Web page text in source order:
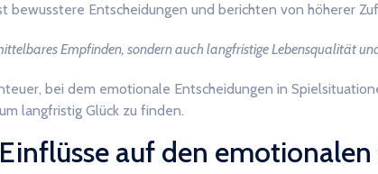
Entscheidungen und berichten von höherer
Empfinden, sondern auch langfristige Lebensqualität
bei dem emotionale Entscheidungen in
langfristig Glück zu finden.
auf den